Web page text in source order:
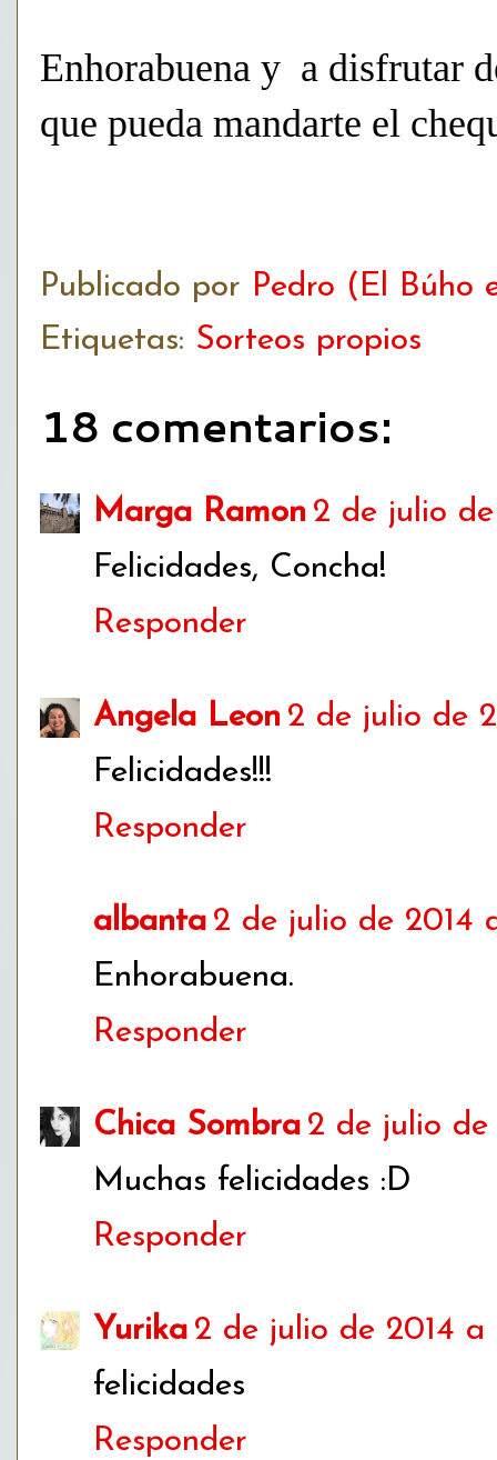
Enhorabuena y a disfrutar
que pueda mandarte el
Publicado por Pedro (El Búho
Etiquetas: Sorteos propios
18 comentarios:
Marga Ramon 2 de julio
Felicidades, Concha!
Responder
Angela Leon 2 de julio de
Felicidades!!!
Responder
albanta 2 de julio de 2014
Enhorabuena.
Responder
Chica Sombra 2 de julio de
Muchas felicidades :D
Responder
Yurika 2 de julio de 2014 a
felicidades
Responder